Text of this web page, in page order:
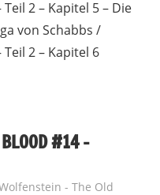
2 – Kapitel 5 – Die
von Schabbs /
2 – Kapitel 6
#14 –
- The Old